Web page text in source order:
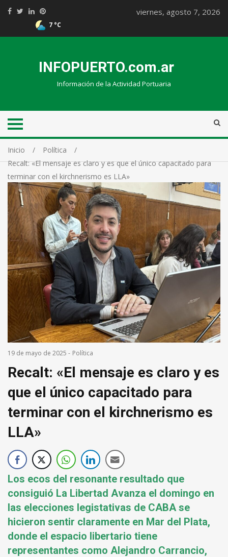
7 °C
viernes, agosto 7, 2026
INFOPUERTO.com.ar
Información de la Actividad Portuaria
Inicio
Política
Recalt: «El mensaje es claro y es que el único capacitado para
terminar con el kirchnerismo es LLA»
19 de mayo de 2025 - Política
Recalt: «El mensaje es claro y es
que el único capacitado para
terminar con el kirchnerismo es
LLA»
Los ecos del resonante resultado que
consiguió La Libertad Avanza el domingo en
las elecciones legistativas de CABA se
hicieron sentir claramente en Mar del Plata,
donde el espacio libertario tiene
representantes como Alejandro Carrancio,